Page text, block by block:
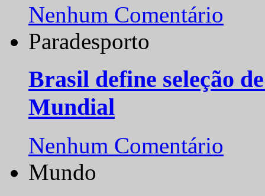
Nenhum Comentário
Paradesporto
Brasil define seleção
Mundial
Nenhum Comentário
Mundo